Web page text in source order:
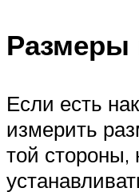
Размеры
Если есть
измерить
той стороны,